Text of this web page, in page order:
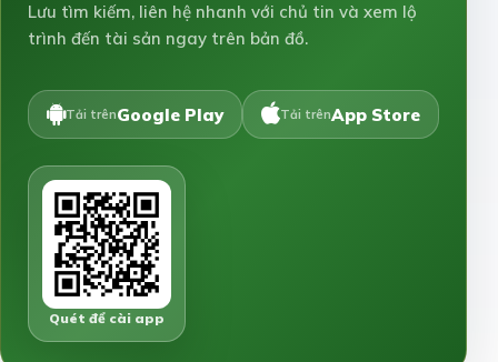
Lưu tìm kiếm, liên hệ nhanh với chủ tin và xem lộ
trình đến tài sản ngay trên bản đồ.
Tải trênGoogle Play Tải trênApp Store
Quét để cài app